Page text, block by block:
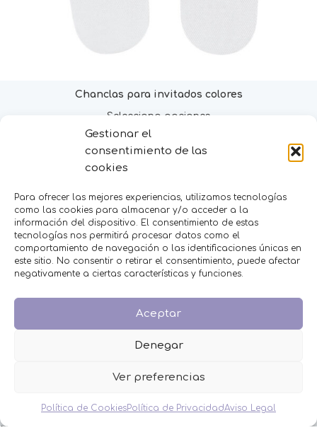
Gestionar el
consentimiento de las
cookies
Para ofrecer las mejores experiencias, utilizamos tecnologías
como las cookies para almacenar y/o acceder a la
información del dispositivo. El consentimiento de estas
tecnologías nos permitirá procesar datos como el
comportamiento de navegación o las identificaciones únicas en
este sitio. No consentir o retirar el consentimiento, puede afectar
negativamente a ciertas características y funciones.
Aceptar
Denegar
Ver preferencias
Política de CookiesPolítica de PrivacidadAviso Legal
Chanclas para invitados colores
Selecciona opciones
Tienda
Decoración
FAQS
Contacto
CATEGORÍAS